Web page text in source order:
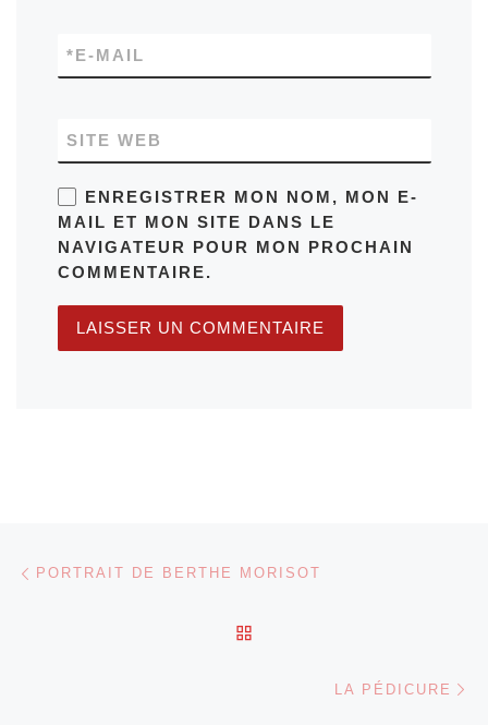
E-MAIL
*
SITE WEB
ENREGISTRER MON NOM, MON E-
MAIL ET MON SITE DANS LE
NAVIGATEUR POUR MON PROCHAIN
COMMENTAIRE.
Parcourir les articles
PORTRAIT DE BERTHE MORISOT
LA PÉDICURE